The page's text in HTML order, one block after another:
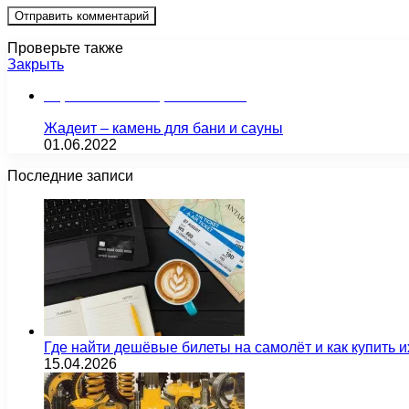
Проверьте также
Закрыть
Жадеит – камень для бани и сауны
01.06.2022
Последние записи
Где найти дешёвые билеты на самолёт и как купить
15.04.2026